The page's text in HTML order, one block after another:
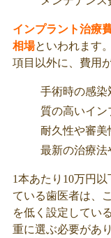
インプラント治療
相場といわれます
項目以外に、費用
手術時の感染
質の高いイン
耐久性や審美
最新の治療法
1本あたり10万円
ている歯医者は、
を低く設定してい
重に選ぶ必要があ